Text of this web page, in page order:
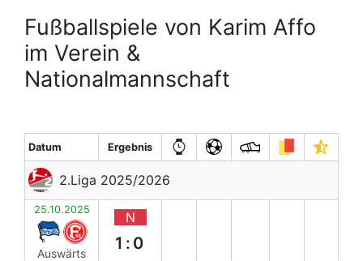
Fußballspiele von Karim Affo
im Verein &
Nationalmannschaft
Datum Ergebnis
2.Liga 2025/2026
25.10.2025
Auswärts
N
1:0